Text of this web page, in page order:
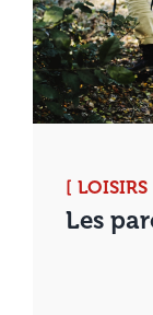
[ LOISIRS
Les